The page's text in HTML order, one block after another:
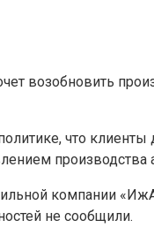
возобновить
что
производства
компании
не сообщили.